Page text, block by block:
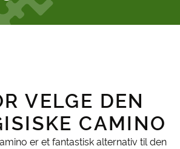
VELGE DEN
CAMINO
er et fantastisk alternativ til den